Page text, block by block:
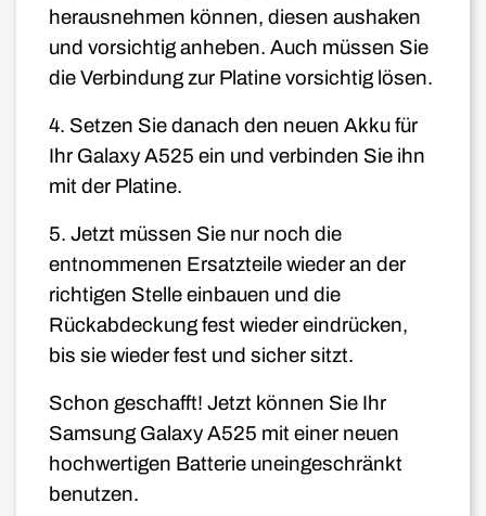
herausnehmen können, diesen aushaken
und vorsichtig anheben. Auch müssen Sie
die Verbindung zur Platine vorsichtig lösen.
4. Setzen Sie danach den neuen Akku für
Ihr Galaxy A525 ein und verbinden Sie ihn
mit der Platine.
5. Jetzt müssen Sie nur noch die
entnommenen Ersatzteile wieder an der
richtigen Stelle einbauen und die
Rückabdeckung fest wieder eindrücken,
bis sie wieder fest und sicher sitzt.
Schon geschafft! Jetzt können Sie Ihr
Samsung Galaxy A525 mit einer neuen
hochwertigen Batterie uneingeschränkt
benutzen.